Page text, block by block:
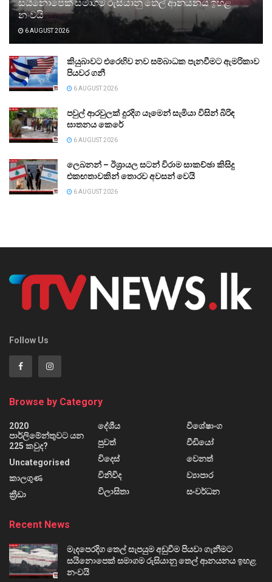
සයිනොපෙක් සමාගම රුසියානු තෙල් ආනයනය ඉහළ
නංවයි
6 AUGUST 2026
කියුබාවට එරෙහිව නව සම්බාධක පැනවීමට ඇමරිකාව
පියවර ගනී
6 AUGUST 2026
පවුල් ආරවුලක් දුරදිග යෑමෙන් සැමියා විසින් බිරිඳ
ඝාතනය කෙරේ
6 AUGUST 2026
ලෙබනන් – ඊශ්‍රායල සටන් විරාම සාකච්ඡා කිසිදු
එකඟතාවකින් තොරව අවසන් වෙයි
6 AUGUST 2026
Follow Us
Browse by Category
2020
පාර්ලිමේන්තුවට යන
225 කවුද?
Uncategorised
කාලගුණ
ක්‍රීඩා
දේශීය
පුවත්
විදෙස්
විනිවිද
විලාසිතා
විශේෂාංග
වීඩියෝ
වෙනත්
ව්‍යාපාර
සංවර්ධන
Recent News
මැදපෙරදිග තෙල් සැපයුම අඩුවීම පියවා ගැනීමට
සයිනොපෙක් සමාගම රුසියානු තෙල් ආනයනය ඉහළ
නංවයි